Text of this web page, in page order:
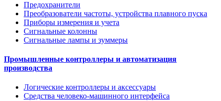
Предохранители
Преобразователи частоты, устройства плавного пуска
Приборы измерения и учета
Сигнальные колонны
Сигнальные лампы и зуммеры
Промышленные контроллеры и автоматизация
производства
Логические контроллеры и аксессуары
Средства человеко-машинного интерфейса